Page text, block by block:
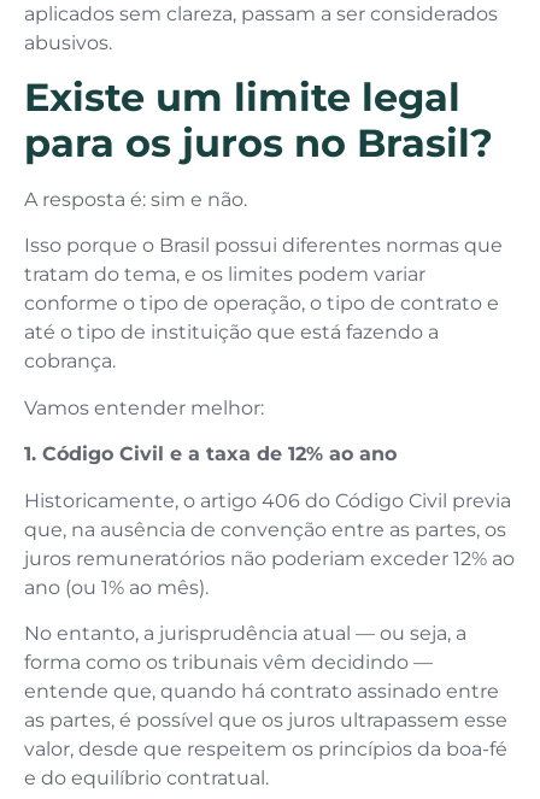
aplicados sem clareza, passam a ser considerados
abusivos.
Existe um limite legal
para os juros no Brasil?
A resposta é: sim e não.
Isso porque o Brasil possui diferentes normas que
tratam do tema, e os limites podem variar
conforme o tipo de operação, o tipo de contrato e
até o tipo de instituição que está fazendo a
cobrança.
Vamos entender melhor:
1. Código Civil e a taxa de 12% ao ano
Historicamente, o artigo 406 do Código Civil previa
que, na ausência de convenção entre as partes, os
juros remuneratórios não poderiam exceder 12% ao
ano (ou 1% ao mês).
No entanto, a jurisprudência atual — ou seja, a
forma como os tribunais vêm decidindo —
entende que, quando há contrato assinado entre
as partes, é possível que os juros ultrapassem esse
valor, desde que respeitem os princípios da boa-fé
e do equilíbrio contratual.